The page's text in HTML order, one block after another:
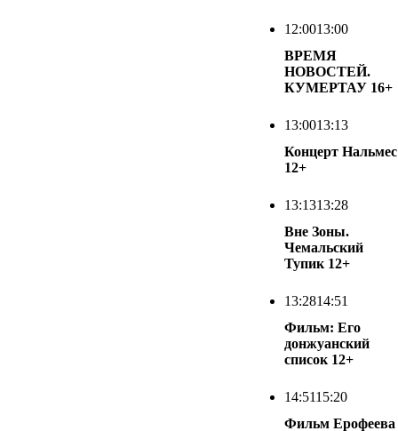
12:0013:00
ВРЕМЯ
НОВОСТЕЙ.
КУМЕРТАУ 16+
13:0013:13
Концерт Нальмес
12+
13:1313:28
Вне Зоны.
Чемальский
Тупик 12+
13:2814:51
Фильм: Его
донжуанский
список 12+
14:5115:20
Фильм Ерофеева